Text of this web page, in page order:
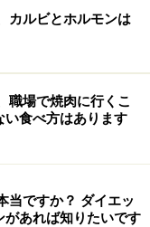
く使ったものはお
400～500kcalに
品などを添えるこ
るコンビニを上手
朝食習慣を整えて
近道です。
カルビとホルモンは
職場で焼肉に行くこ
い食べ方はあります
当ですか？ ダイエッ
があれば知りたいです